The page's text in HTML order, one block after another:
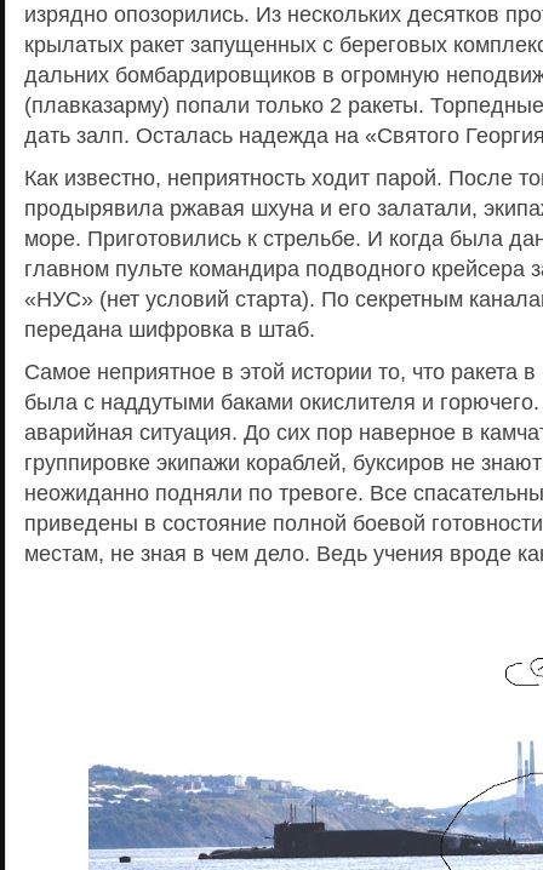
изрядно опозорились. Из нескольких десятков
крылатых ракет запущенных с береговых
дальних бомбардировщиков в огромную
(плавказарму) попали только 2 ракеты.
дать залп. Осталась надежда на «Святого
Как известно, неприятность ходит парой. После
продырявила ржавая шхуна и его залатали,
море. Приготовились к стрельбе. И когда была
главном пульте командира подводного крейсера
«НУС» (нет условий старта). По секретным
передана шифровка в штаб.
Самое неприятное в этой истории то, что ракета
была с наддутыми баками окислителя и
аварийная ситуация. До сих пор наверное в
группировке экипажи кораблей, буксиров не
неожиданно подняли по тревоге. Все
приведены в состояние полной боевой
местам, не зная в чем дело. Ведь учения вроде